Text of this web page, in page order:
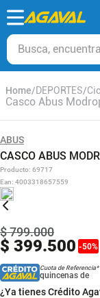
Busca, encuentra y
DEPORTES
Casco Abus
ABUS
CASCO ABUS
Producto: 69717
Ean: 4003318657559
$ 399.500 -50%
$799.000
Cuota de Referencia*
quincenas de
¿Ya tienes Crédito